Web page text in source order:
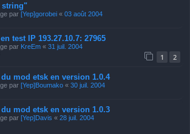
string"
par [Yep]gorobei « 03 août 2004
test IP 193.27.10.7: 27965
par KreEm « 31 juil. 2004
1 2
mod etsk en version 1.0.4
par [Yep]Boumako « 30 juil. 2004
mod etsk en version 1.0.3
par [Yep]Davis « 28 juil. 2004